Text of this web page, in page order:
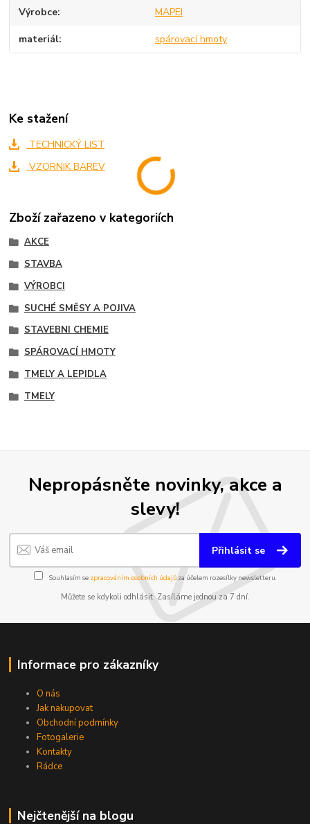
Výrobce MAPEI
materiál spárovací hmoty
Ke stažení
TECHNICKÝ LIST
VZORNIK BAREV
Zboží zařazeno v kategoriích
AKCE
STAVBA
VÝROBCI
SUCHÉ SMĚSY A POJIVA
STAVEBNI CHEMIE
SPÁROVACÍ HMOTY
TMELY A LEPIDLA
TMELY
Nepropásněte novinky, akce a
slevy!
Přihlásit se
Souhlasím se zpracováním osobních údajůza účelem rozesílky newsletteru.
Můžete se kdykoli odhlásit. Zasíláme jednou za 7 dní.
Informace pro zákazníky
O nás
Jak nakupovat
Obchodní podmínky
Fotogalerie
Kontakty
Rádce
Nejčtenější na blogu